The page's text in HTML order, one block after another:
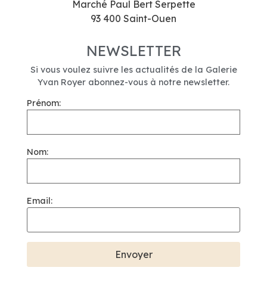
Marché Paul Bert Serpette
93 400 Saint-Ouen
NEWSLETTER
Si vous voulez suivre les actualités de la Galerie
Yvan Royer abonnez-vous à notre newsletter.
Prénom:
Nom:
Email: